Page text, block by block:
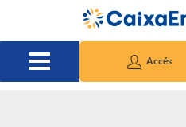
Salta al contingut principal
Accés